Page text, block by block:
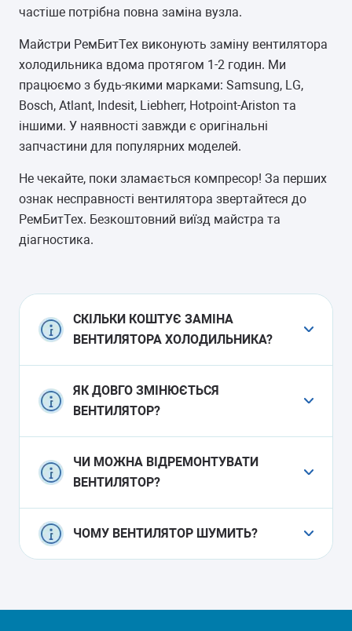
частіше потрібна повна заміна вузла.
Майстри РемБитТех виконують заміну вентилятора
холодильника вдома протягом 1-2 годин. Ми
працюємо з будь-якими марками: Samsung, LG,
Bosch, Atlant, Indesit, Liebherr, Hotpoint-Ariston та
іншими. У наявності завжди є оригінальні
запчастини для популярних моделей.
Не чекайте, поки зламається компресор! За перших
ознак несправності вентилятора звертайтеся до
РемБитТех. Безкоштовний виїзд майстра та
діагностика.
СКІЛЬКИ КОШТУЄ ЗАМІНА
ВЕНТИЛЯТОРА ХОЛОДИЛЬНИКА?
вартості запчастини. Остаточну вартість
майстер озвучить після діагностики. Виїзд
ЯК ДОВГО ЗМІНЮЄТЬСЯ
ВЕНТИЛЯТОР?
складності доступу до вузла і необхідності
розбирання корпусу.
ЧИ МОЖНА ВІДРЕМОНТУВАТИ
ВЕНТИЛЯТОР?
простіше і надійніше замінити вузол
ЧОМУ ВЕНТИЛЯТОР ШУМИТЬ?